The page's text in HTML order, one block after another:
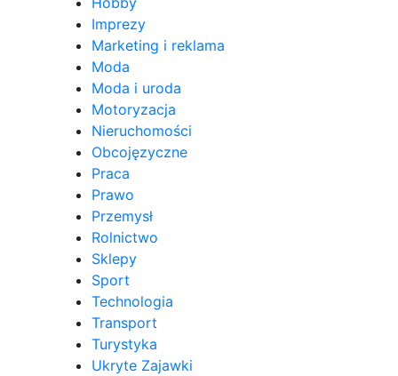
Imprezy
Marketing i reklama
Moda
Moda i uroda
Motoryzacja
Nieruchomości
Obcojęzyczne
Praca
Prawo
Przemysł
Rolnictwo
Sklepy
Sport
Technologia
Transport
Turystyka
Ukryte Zajawki